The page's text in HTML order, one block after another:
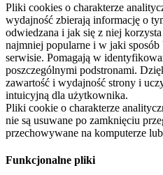
Pliki cookies o charakterze
wydajność zbierają informację o
odwiedzana i jak się z niej
najmniej popularne i w jaki
serwisie. Pomagają w
poszczególnymi podstronami.
zawartość i wydajność strony i
intuicyjną dla użytkownika.
Pliki cookie o charakterze
nie są usuwane po zamknięciu
przechowywane na komputerze
Funkcjonalne pliki